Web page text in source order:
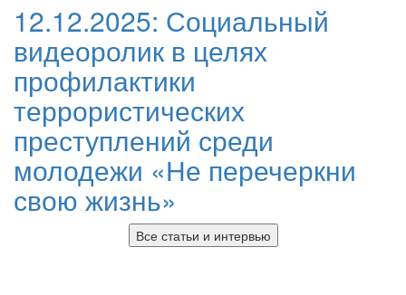
12.12.2025: Социальный
видеоролик в целях
профилактики
террористических
преступлений среди
молодежи «Не перечеркни
свою жизнь»
Все статьи и интервью